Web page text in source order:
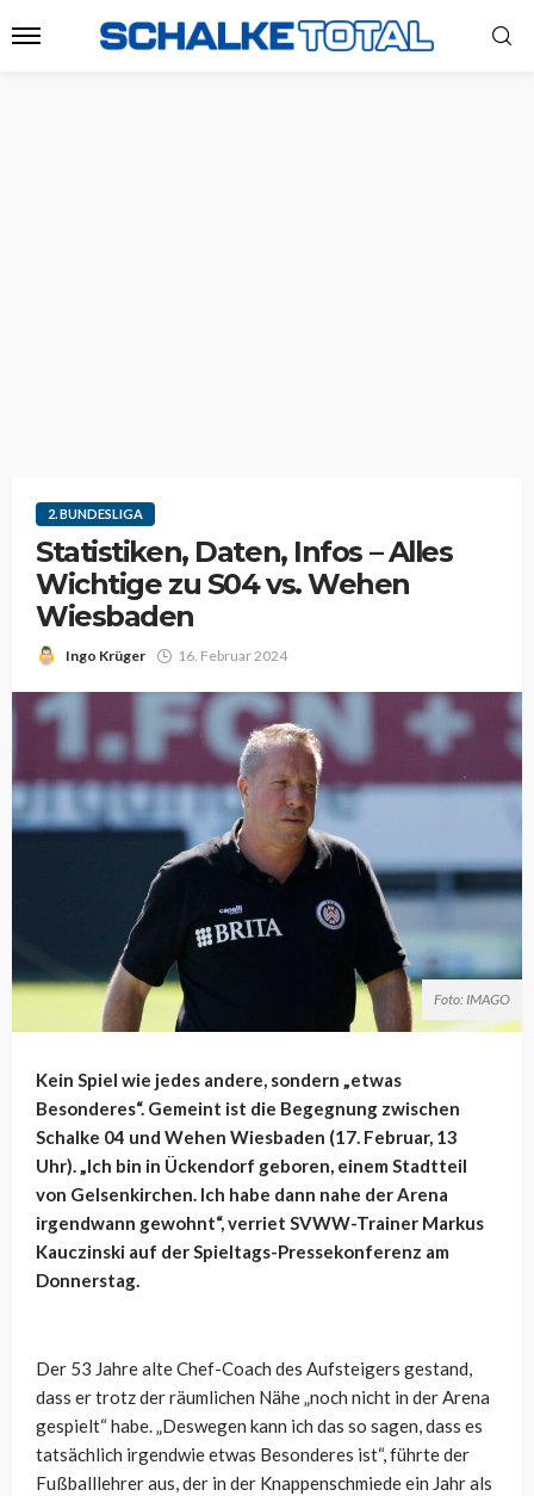
2. BUNDESLIGA
Statistiken, Daten, Infos – Alles
Wichtige zu S04 vs. Wehen
Wiesbaden
Ingo Krüger 16. Februar 2024
Foto: IMAGO
Kein Spiel wie jedes andere, sondern „etwas
Besonderes“. Gemeint ist die Begegnung zwischen
Schalke 04 und Wehen Wiesbaden (17. Februar, 13
Uhr). „Ich bin in Ückendorf geboren, einem Stadtteil
von Gelsenkirchen. Ich habe dann nahe der Arena
irgendwann gewohnt“, verriet SVWW-Trainer Markus
Kauczinski auf der Spieltags-Pressekonferenz am
Donnerstag.
Der 53 Jahre alte Chef-Coach des Aufsteigers gestand,
dass er trotz der räumlichen Nähe „noch nicht in der Arena
gespielt“ habe. „Deswegen kann ich das so sagen, dass es
tatsächlich irgendwie etwas Besonderes ist“, führte der
Fußballlehrer aus, der in der Knappenschmiede ein Jahr als